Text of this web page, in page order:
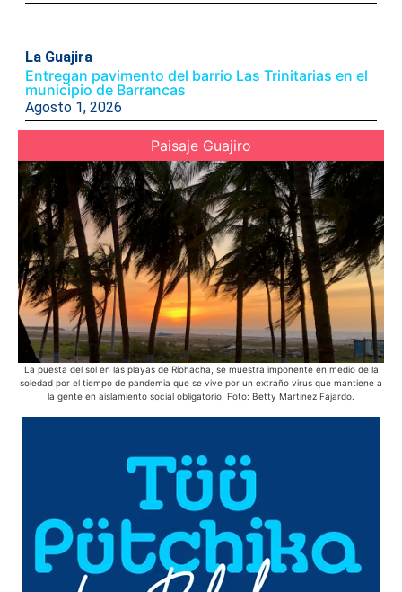
La Guajira
Entregan pavimento del barrio Las Trinitarias en el
municipio de Barrancas
Agosto 1, 2026
Paisaje Guajiro
La puesta del sol en las playas de Riohacha, se muestra imponente en medio de la
soledad por el tiempo de pandemia que se vive por un extraño virus que mantiene a
la gente en aislamiento social obligatorio. Foto: Betty Martínez Fajardo.